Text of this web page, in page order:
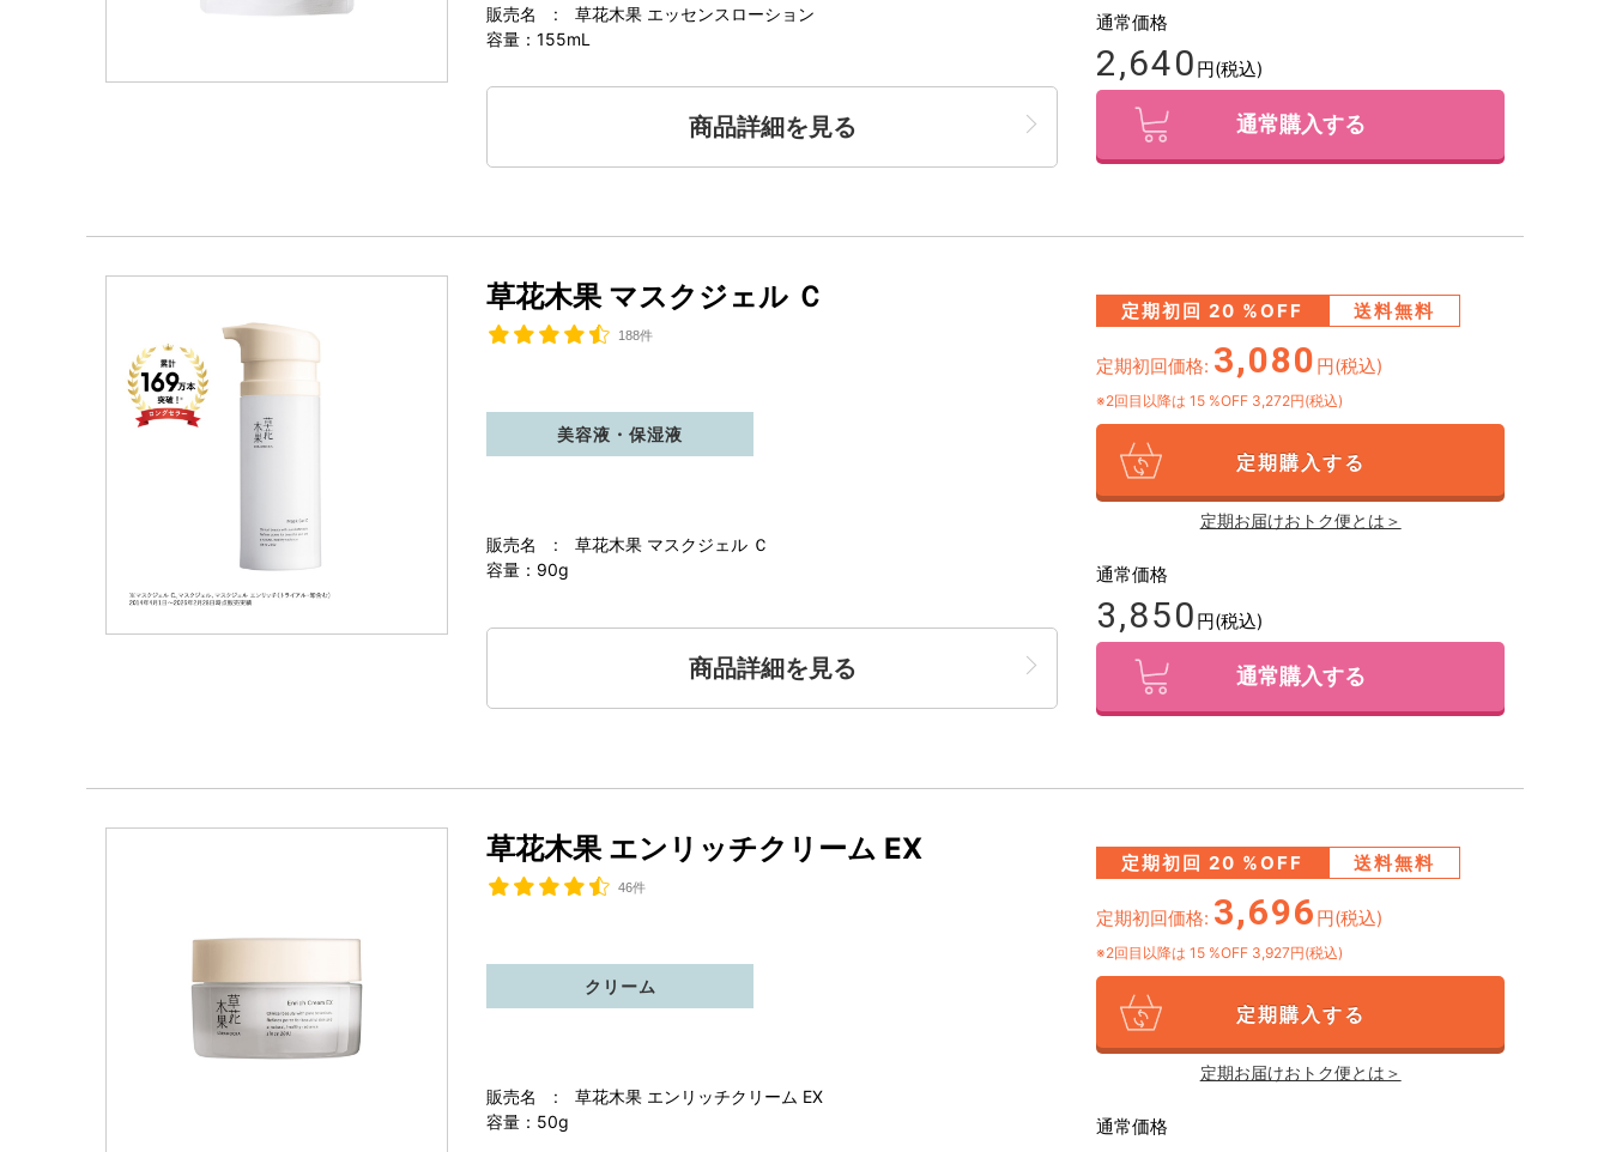
販売名 : 草花木果 エッセンスローション
容量：155mL
商品詳細を見る
通常価格
2,640 円(税込)
通常購入する
草花木果 マスクジェル Ｃ
188件
販売名 : 草花木果 マスクジェル Ｃ
容量：90g
美容液・保湿液
商品詳細を見る
定期初回 20 %OFF 送料無料
定期初回価格: 3,080 円(税込)
※2回目以降は 15 %OFF 3,272円(税込)
定期購入する
定期お届けおトク便とは＞
通常価格
3,850 円(税込)
通常購入する
草花木果 エンリッチクリーム EX
46件
販売名 : 草花木果 エンリッチクリーム EX
容量：50g
クリーム
定期初回 20 %OFF 送料無料
定期初回価格: 3,696 円(税込)
※2回目以降は 15 %OFF 3,927円(税込)
定期購入する
定期お届けおトク便とは＞
通常価格